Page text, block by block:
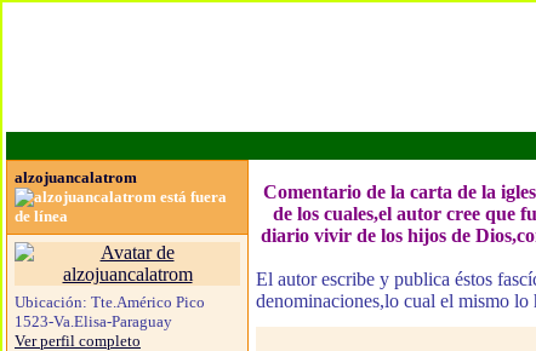
Comentario de la carta de la
de los cuales,el autor cree que
diario vivir de los hijos de
El autor escribe y publica éstos
denominaciones,lo cual el mismo
alzojuancalatrom
Ubicación: Tte.Américo Pico
1523-Va.Elisa-Paraguay
Ver perfil completo